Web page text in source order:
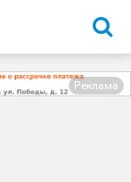
Реклама